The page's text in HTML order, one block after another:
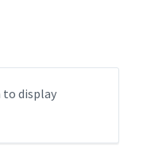
to display